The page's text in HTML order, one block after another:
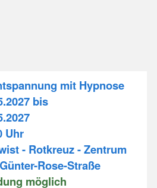
mit Hypnose
bis
Uhr
- Rotkreuz - Zentrum
Rose-Straße
möglich